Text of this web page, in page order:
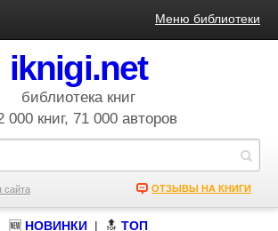
Меню библиотеки
iknigi.net
библиотека книг
000 книг, 71 000 авторов
сайта ОТЗЫВЫ НА КНИГИ
🆕 НОВИНКИ | 🔝 ТОП